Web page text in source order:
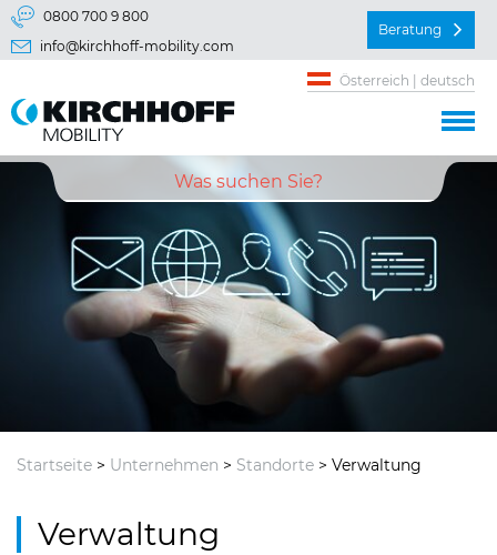
Springe direkt zu:
Hauptmenü
0800 700 9 800
info@kirchhoff-mobility.com
Beratung
Österreich | deutsch
Startseite > Unternehmen > Standorte > Verwaltung
Verwaltung